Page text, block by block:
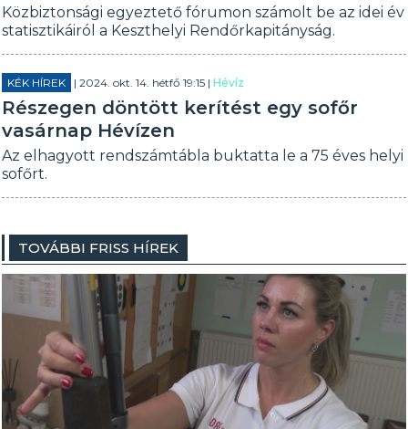
Közbiztonsági egyeztető fórumon számolt be az idei év
statisztikáiról a Keszthelyi Rendőrkapitányság.
KÉK HÍREK | 2024. okt. 14. hétfő 19:15 |Hévíz
Részegen döntött kerítést egy sofőr
vasárnap Hévízen
Az elhagyott rendszámtábla buktatta le a 75 éves helyi
sofőrt.
TOVÁBBI FRISS HÍREK